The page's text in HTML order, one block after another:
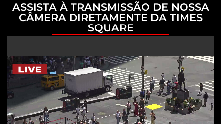
ASSISTA À TRANSMISSÃO DE NOSSA
CÂMERA DIRETAMENTE DA TIMES
SQUARE